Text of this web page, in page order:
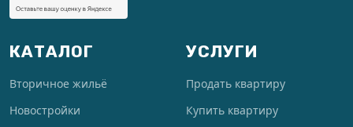
КАТАЛОГ
Вторичное жильё
Новостройки
УСЛУГИ
Продать квартиру
Купить квартиру